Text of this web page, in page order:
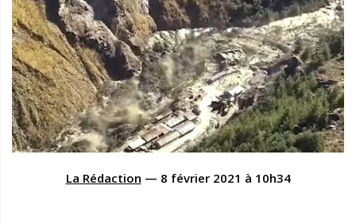
La Rédaction — 8 février 2021 à 10h34